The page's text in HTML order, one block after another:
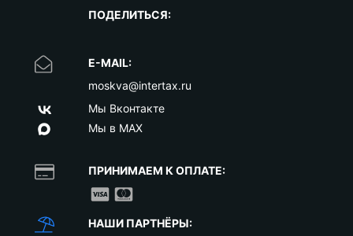
ПОДЕЛИТЬСЯ:
E-MAIL:
moskva@intertax.ru
Мы Вконтакте
Мы в MAX
ПРИНИМАЕМ К ОПЛАТЕ:
НАШИ ПАРТНЁРЫ: